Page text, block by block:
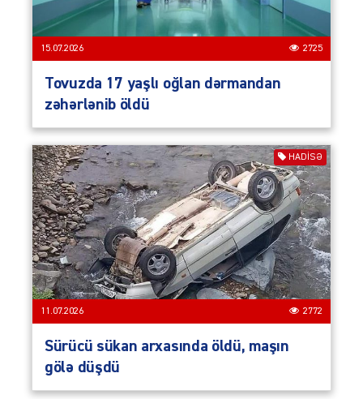
15.07.2026 2725
Tovuzda 17 yaşlı oğlan dərmandan
zəhərlənib öldü
HADISƏ
11.07.2026 2772
Sürücü sükan arxasında öldü, maşın
gölə düşdü